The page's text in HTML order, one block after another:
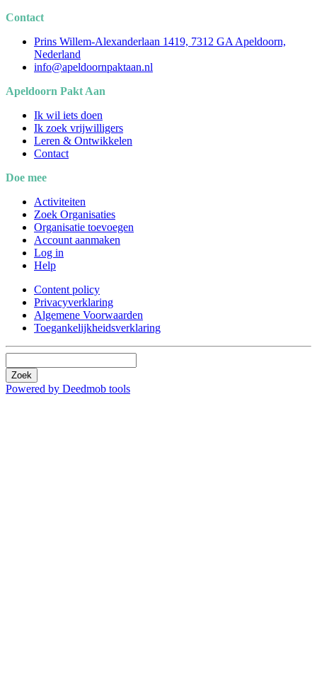
Contact
Prins Willem-Alexanderlaan 1419, 7312 GA Apeldoorn,
Nederland
info@apeldoornpaktaan.nl
Apeldoorn Pakt Aan
Ik wil iets doen
Ik zoek vrijwilligers
Leren & Ontwikkelen
Contact
Doe mee
Activiteiten
Zoek Organisaties
Organisatie toevoegen
Account aanmaken
Log in
Help
Content policy
Privacyverklaring
Algemene Voorwaarden
Toegankelijkheidsverklaring
Zoek
Powered by Deedmob tools